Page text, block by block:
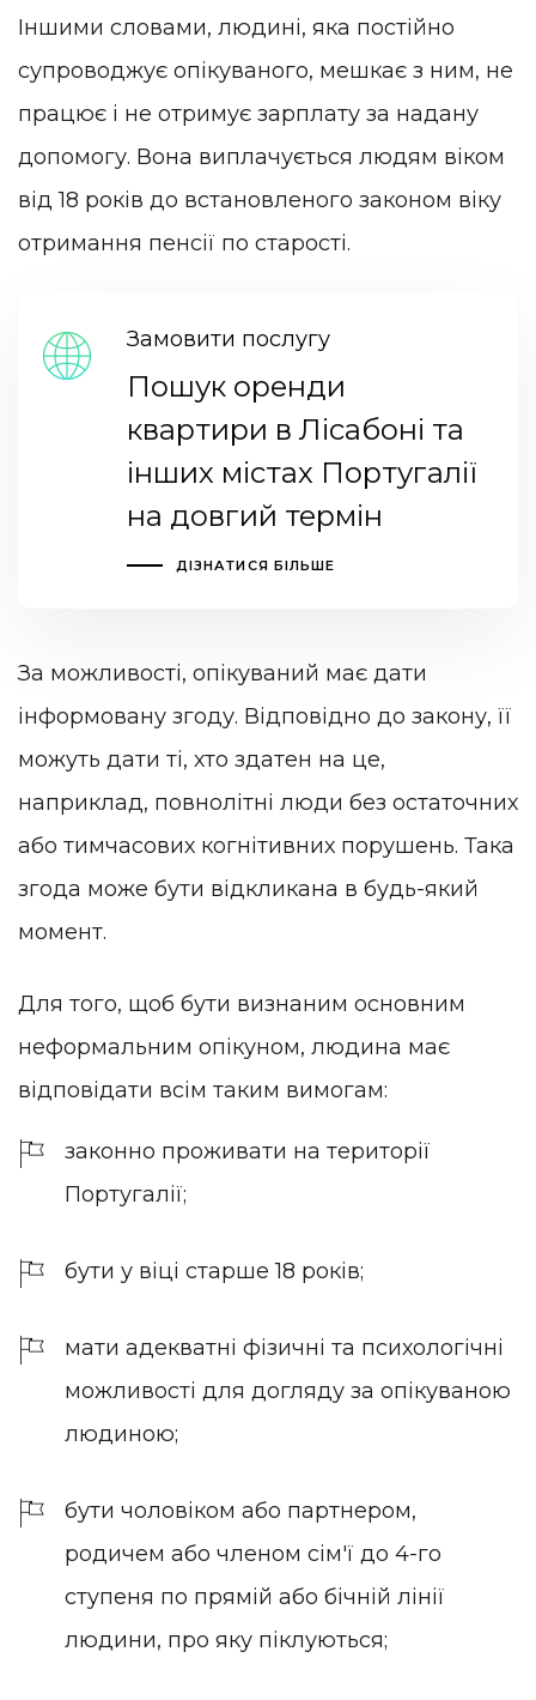
Іншими словами, людині, яка постійно
супроводжує опікуваного, мешкає з ним, не
працює і не отримує зарплату за надану
допомогу. Вона виплачується людям віком
від 18 років до встановленого законом віку
отримання пенсії по старості.
Замовити послугу
Пошук оренди
квартири в Лісабоні та
інших містах Португалії
на довгий термін
ДІЗНАТИСЯ БІЛЬШЕ
За можливості, опікуваний має дати
інформовану згоду. Відповідно до закону, її
можуть дати ті, хто здатен на це,
наприклад, повнолітні люди без остаточних
або тимчасових когнітивних порушень. Така
згода може бути відкликана в будь-який
момент.
Для того, щоб бути визнаним основним
неформальним опікуном, людина має
відповідати всім таким вимогам:
законно проживати на території
Португалії;
бути у віці старше 18 років;
мати адекватні фізичні та психологічні
можливості для догляду за опікуваною
людиною;
бути чоловіком або партнером,
родичем або членом сім'ї до 4-го
ступеня по прямій або бічній лінії
людини, про яку піклуються;